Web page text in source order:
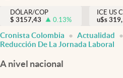
Actualidad
Dólar y mercados
Curiosidades
DÓLAR/COP
$ 3157,43 0.13%
ICE US
u$s
Cronista Colombia
Actualidad
Reducción De La Jornada Laboral
A nivel nacional